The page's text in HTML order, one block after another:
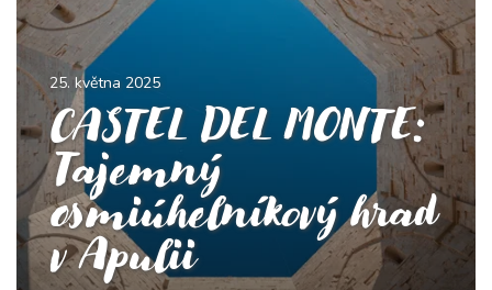
25. května 2025
CASTEL DEL MONTE:
Tajemný
osmiúhelníkový hrad
v Apulii